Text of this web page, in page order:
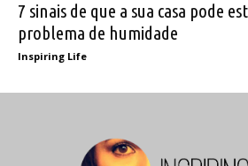
7 sinais de que a sua casa pode
problema de humidade
Inspiring Life